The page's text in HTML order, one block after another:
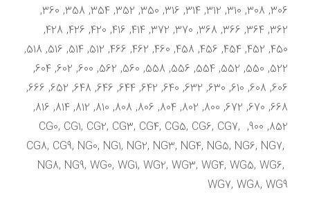
852, 900, CG0, CG1, CG2, CG3, CG4, CG5, CG6, CG7,
CG8, CG9, NG0, NG1, NG2, NG3, NG4, NG5, NG6, NG7,
NG8, NG9, WG0, WG1, WG2, WG3, WG4, WG5, WG6,
WG7, WG8, WG9